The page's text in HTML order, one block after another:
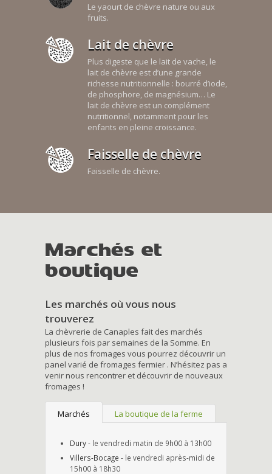
Le yaourt de chèvre nature ou aux
fruits.
Lait de chèvre
Plus digeste que le lait de vache, le
lait de chèvre est d’une grande
richesse nutritionnelle : bourré d’iode,
de phosphore, de magnésium… Le
lait de chèvre est un complément
nutritionnel, notamment pour les
enfants en pleine croissance.
Faisselle de chèvre
Faisselle de chèvre.
Marchés et
boutique
Les marchés où vous nous
trouverez
La chèvrerie de Canaples fait des marchés
plusieurs fois par semaines de la Somme. En
plus de nos fromages vous pourrez découvrir un
panel varié de fromages fermier . N’hésitez pas a
venir nous rencontrer et découvrir de nouveaux
fromages !
Marchés La boutique de la ferme
Dury- le vendredi matin de 9h00 à 13h00
Villers-Bocage - le vendredi après-midi de
15h00 à 18h30